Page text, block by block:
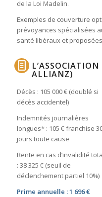
de la Loi Madelin.
Exemples de couverture
prévoyances spécialisées
santé libéraux et
ALLIANZ)
Décès : 105 000 € (doublé si
décès accidentel)
Indemnités journalières
longues* : 105 € franchise
jours toute cause
Rente en cas d’invalidité
: 38 325 € (seuil de
déclenchement partiel 10%)
Prime annuelle : 1 696 €